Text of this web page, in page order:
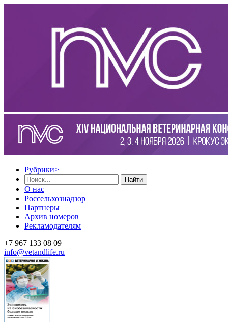
Рубрики>
Найти
О нас
Россельхознадзор
Партнеры
Архив номеров
Рекламодателям
+7 967 133 08 09
info@vetandlife.ru